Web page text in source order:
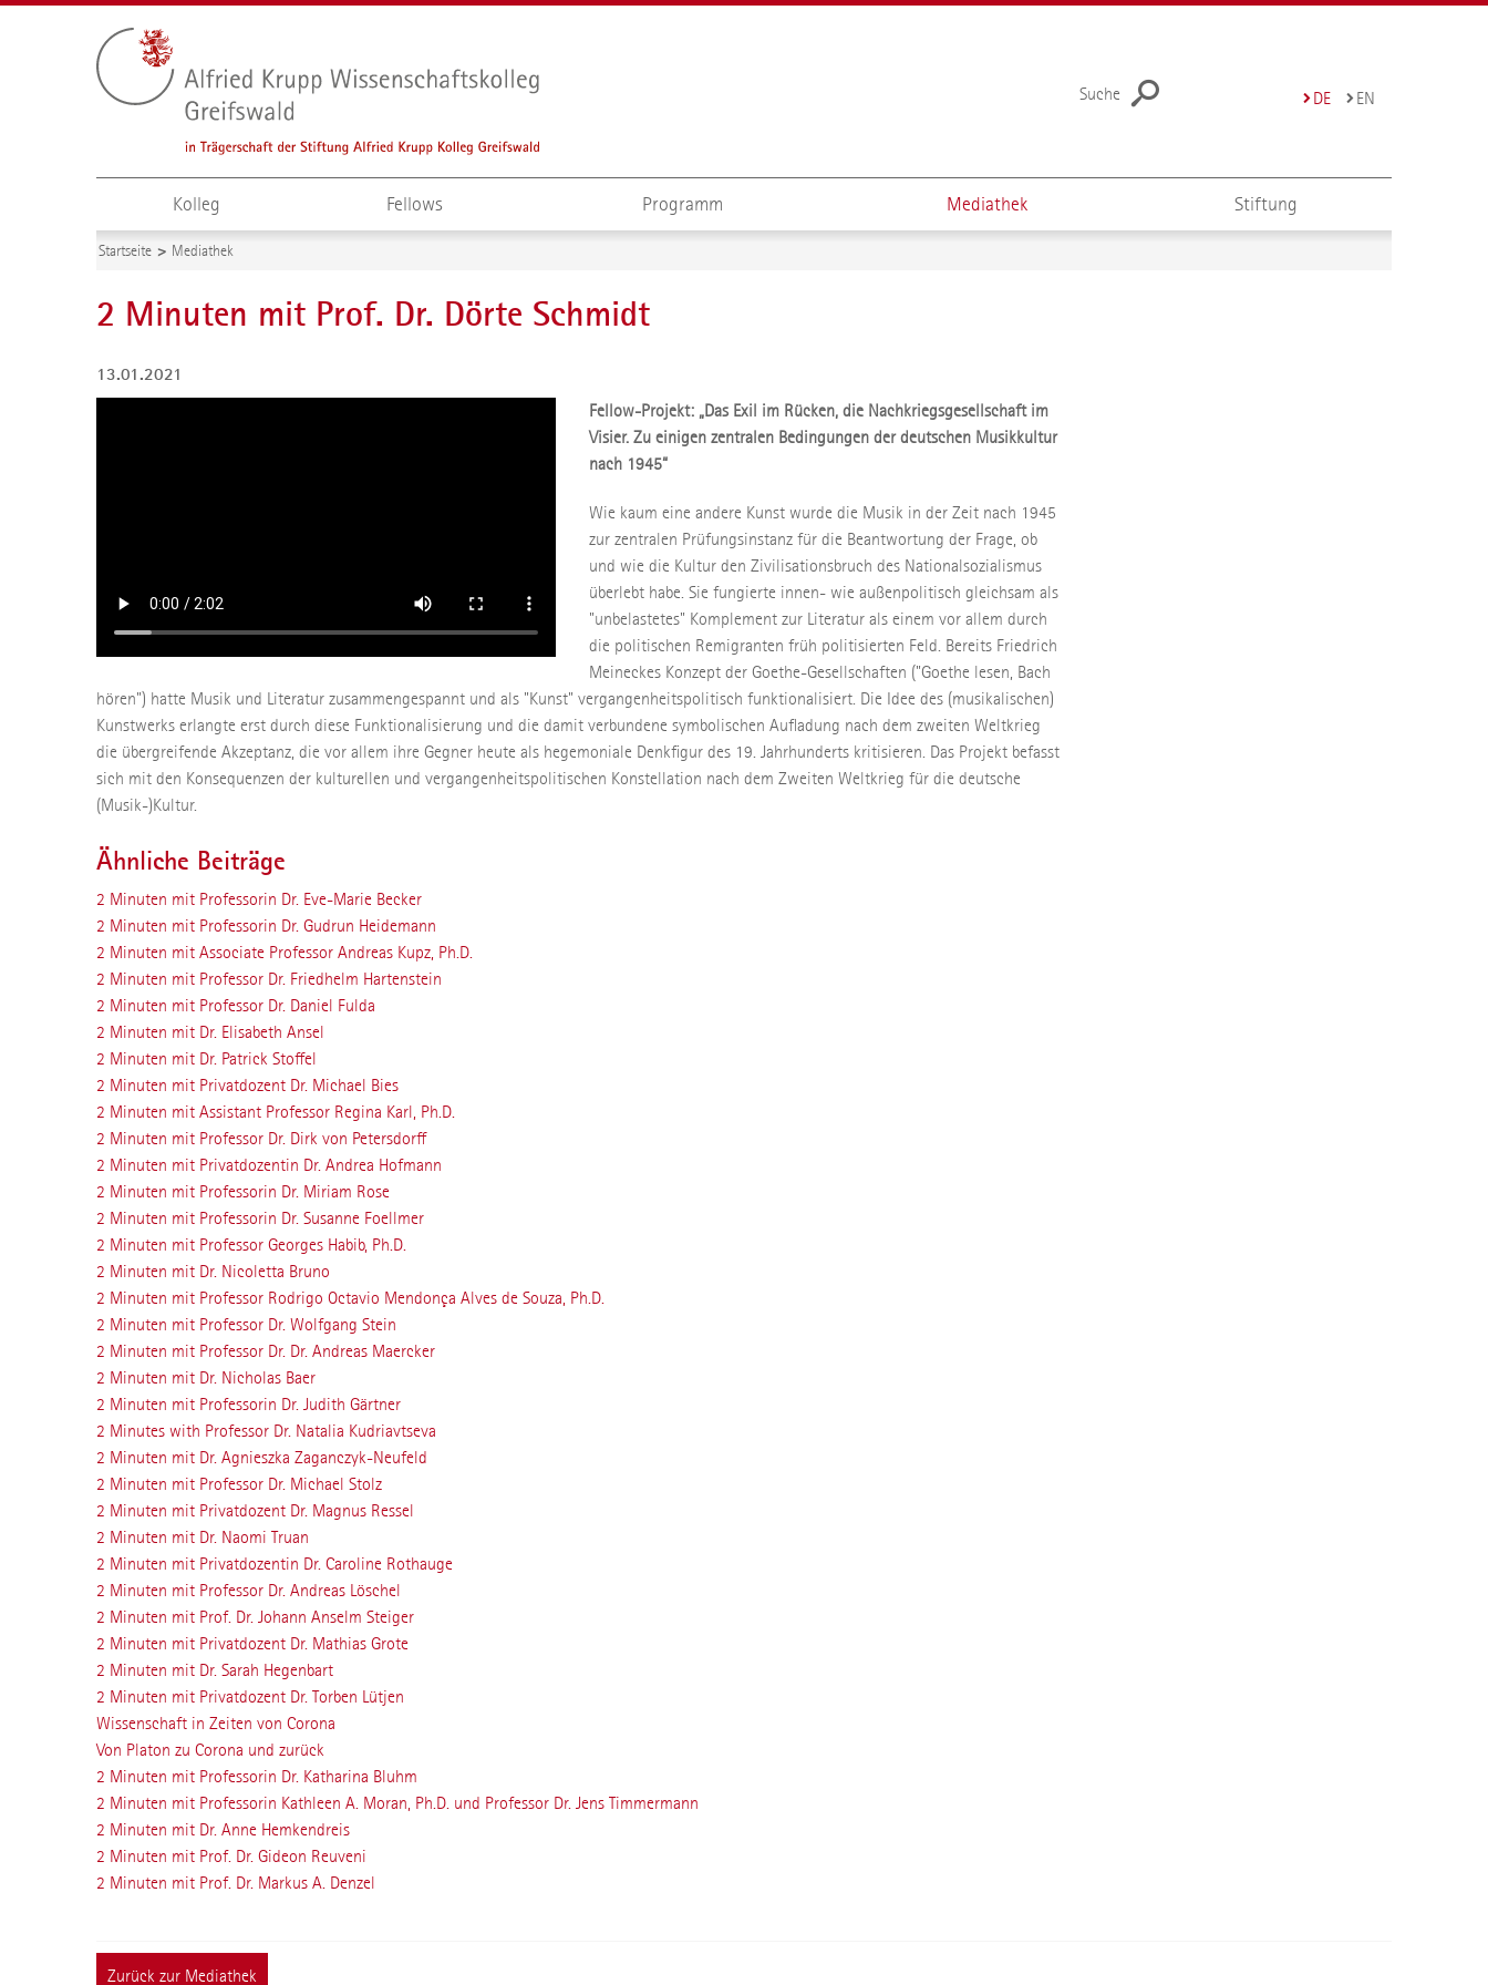
Suche DE EN
Kolleg Fellows Programm Mediathek Stiftung
Startseite Mediathek
2 Minuten mit Prof. Dr. Dörte Schmidt
13.01.2021
Fellow-Projekt: „Das Exil im Rücken, die Nachkriegsgesellschaft im
Visier. Zu einigen zentralen Bedingungen der deutschen Musikkultur
nach 1945“
Wie kaum eine andere Kunst wurde die Musik in der Zeit nach 1945
zur zentralen Prüfungsinstanz für die Beantwortung der Frage, ob
und wie die Kultur den Zivilisationsbruch des Nationalsozialismus
überlebt habe. Sie fungierte innen- wie außenpolitisch gleichsam als
"unbelastetes" Komplement zur Literatur als einem vor allem durch
die politischen Remigranten früh politisierten Feld. Bereits Friedrich
Meineckes Konzept der Goethe-Gesellschaften ("Goethe lesen, Bach
hören") hatte Musik und Literatur zusammengespannt und als "Kunst" vergangenheitspolitisch funktionalisiert. Die Idee des (musikalischen)
Kunstwerks erlangte erst durch diese Funktionalisierung und die damit verbundene symbolischen Aufladung nach dem zweiten Weltkrieg
die übergreifende Akzeptanz, die vor allem ihre Gegner heute als hegemoniale Denkfigur des 19. Jahrhunderts kritisieren. Das Projekt befasst
sich mit den Konsequenzen der kulturellen und vergangenheitspolitischen Konstellation nach dem Zweiten Weltkrieg für die deutsche
(Musik-)Kultur.
Ähnliche Beiträge
2 Minuten mit Professorin Dr. Eve-Marie Becker
2 Minuten mit Professorin Dr. Gudrun Heidemann
2 Minuten mit Associate Professor Andreas Kupz, Ph.D.
2 Minuten mit Professor Dr. Friedhelm Hartenstein
2 Minuten mit Professor Dr. Daniel Fulda
2 Minuten mit Dr. Elisabeth Ansel
2 Minuten mit Dr. Patrick Stoffel
2 Minuten mit Privatdozent Dr. Michael Bies
2 Minuten mit Assistant Professor Regina Karl, Ph.D.
2 Minuten mit Professor Dr. Dirk von Petersdorff
2 Minuten mit Privatdozentin Dr. Andrea Hofmann
2 Minuten mit Professorin Dr. Miriam Rose
2 Minuten mit Professorin Dr. Susanne Foellmer
2 Minuten mit Professor Georges Habib, Ph.D.
2 Minuten mit Dr. Nicoletta Bruno
2 Minuten mit Professor Rodrigo Octavio Mendonça Alves de Souza, Ph.D.
2 Minuten mit Professor Dr. Wolfgang Stein
2 Minuten mit Professor Dr. Dr. Andreas Maercker
2 Minuten mit Dr. Nicholas Baer
2 Minuten mit Professorin Dr. Judith Gärtner
2 Minutes with Professor Dr. Natalia Kudriavtseva
2 Minuten mit Dr. Agnieszka Zaganczyk-Neufeld
2 Minuten mit Professor Dr. Michael Stolz
2 Minuten mit Privatdozent Dr. Magnus Ressel
2 Minuten mit Dr. Naomi Truan
2 Minuten mit Privatdozentin Dr. Caroline Rothauge
2 Minuten mit Professor Dr. Andreas Löschel
2 Minuten mit Prof. Dr. Johann Anselm Steiger
2 Minuten mit Privatdozent Dr. Mathias Grote
2 Minuten mit Dr. Sarah Hegenbart
2 Minuten mit Privatdozent Dr. Torben Lütjen
Wissenschaft in Zeiten von Corona
Von Platon zu Corona und zurück
2 Minuten mit Professorin Dr. Katharina Bluhm
2 Minuten mit Professorin Kathleen A. Moran, Ph.D. und Professor Dr. Jens Timmermann
2 Minuten mit Dr. Anne Hemkendreis
2 Minuten mit Prof. Dr. Gideon Reuveni
2 Minuten mit Prof. Dr. Markus A. Denzel
Zurück zur Mediathek